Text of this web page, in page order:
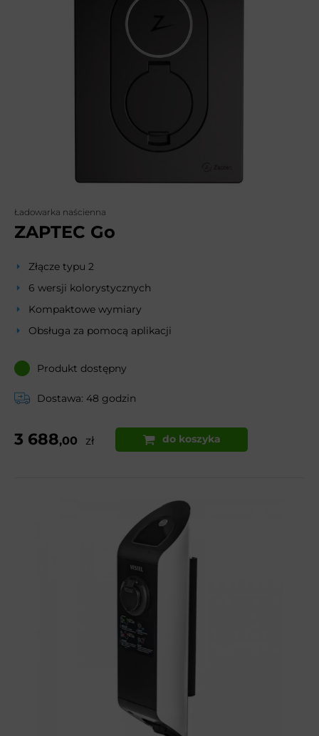
Ładowarka naścienna
ZAPTEC Go
Złącze typu 2
6 wersji kolorystycznych
Kompaktowe wymiary
Obsługa za pomocą aplikacji
Produkt dostępny
Dostawa: 48 godzin
3 688,00 zł do koszyka